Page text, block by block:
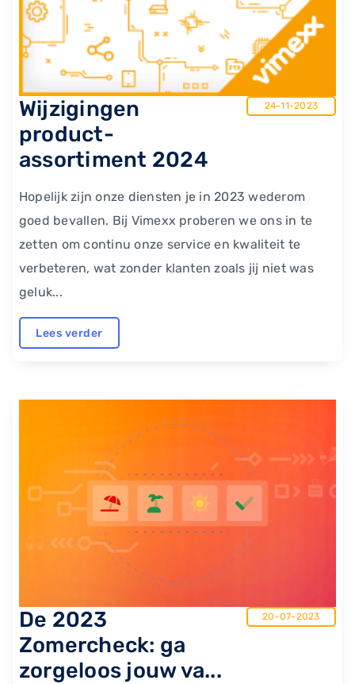
Wijzigingen
product-
assortiment 2024
24-11-2023
Hopelijk zijn onze diensten je in 2023 wederom
goed bevallen. Bij Vimexx proberen we ons in te
zetten om continu onze service en kwaliteit te
verbeteren, wat zonder klanten zoals jij niet was
geluk...
Lees verder
De 2023
Zomercheck: ga
zorgeloos jouw va...
20-07-2023